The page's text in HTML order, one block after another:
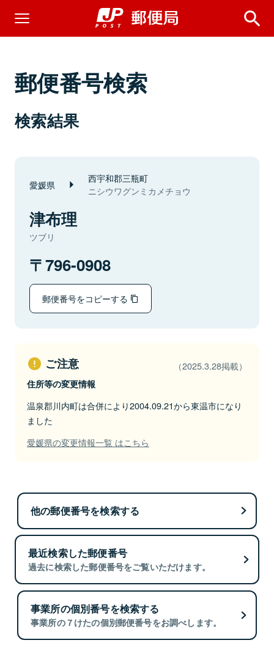
郵便番号検索
検索結果
愛媛県 西宇和郡三瓶町
ニシウワグンミカメチョウ
津布理
ツブリ
796-0908
郵便番号をコピーする
ご注意 （2025.3.28掲載）
住所等の変更情報
温泉郡川内町は合併により2004.09.21から東温市になり
ました
愛媛県の変更情報一覧 はこちら
他の郵便番号を検索する
最近検索した郵便番号
過去に検索した郵便番号をご覧いただけます。
事業所の個別番号を検索する
事業所の７けたの個別郵便番号をお調べします。